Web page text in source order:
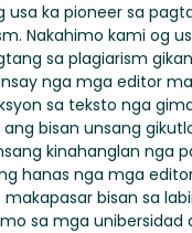
usa ka pioneer sa
Nakahimo kami og
sa plagiarism
nga mga editor
sa teksto nga
ang bisan unsang
kinahanglan nga
hanas nga mga
bisan sa
sa mga unibersidad